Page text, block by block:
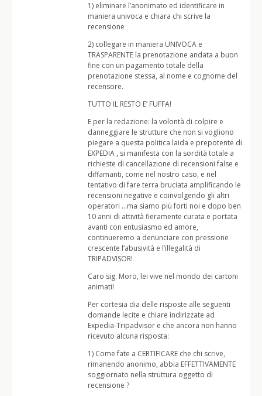
1) eliminare l’anonimato ed identificare in
maniera univoca e chiara chi scrive la
recensione
2) collegare in maniera UNIVOCA e
TRASPARENTE la prenotazione andata a buon
fine con un pagamento totale della
prenotazione stessa, al nome e cognome del
recensore.
TUTTO IL RESTO E’ FUFFA!
E per la redazione: la volontà di colpire e
danneggiare le strutture che non si vogliono
piegare a questa politica laida e prepotente di
EXPEDIA , si manifesta con la sordità totale a
richieste di cancellazione di recensioni false e
diffamanti, come nel nostro caso, e nel
tentativo di fare terra bruciata amplificando le
recensioni negative e coinvolgendo gli altri
operatori …ma siamo più forti noi e dopo ben
10 anni di attività fieramente curata e portata
avanti con entusiasmo ed amore,
continueremo a denunciare con pressione
crescente l’abusività e l’illegalità di
TRIPADVISOR!
Caro sig. Moro, lei vive nel mondo dei cartoni
animati!
Per cortesia dia delle risposte alle seguenti
domande lecite e chiare indirizzate ad
Expedia-Tripadvisor e che ancora non hanno
ricevuto alcuna risposta:
1) Come fate a CERTIFICARE che chi scrive,
rimanendo anonimo, abbia EFFETTIVAMENTE
soggiornato nella struttura oggetto di
recensione ?